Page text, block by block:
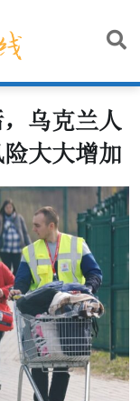
乌克兰人
大大增加